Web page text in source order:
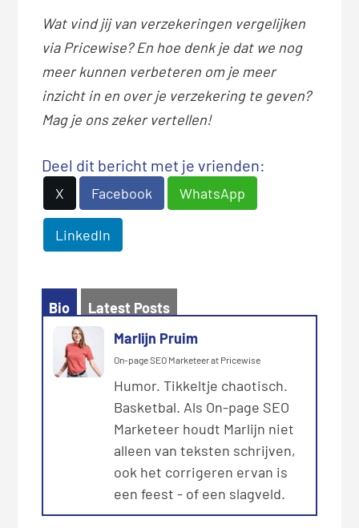
Wat vind jij van verzekeringen vergelijken
via Pricewise? En hoe denk je dat we nog
meer kunnen verbeteren om je meer
inzicht in en over je verzekering te geven?
Mag je ons zeker vertellen!
Deel dit bericht met je vrienden:
X Facebook WhatsApp
LinkedIn
Bio
Latest Posts
Marlijn Pruim
On-page SEO Marketeerat Pricewise
Humor. Tikkeltje chaotisch.
Basketbal. Als On-page SEO
Marketeer houdt Marlijn niet
alleen van teksten schrijven,
ook het corrigeren ervan is
een feest - of een slagveld.